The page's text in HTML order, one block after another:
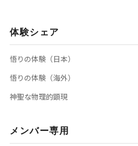
体験シェア
悟りの体験（日本）
悟りの体験（海外）
神聖な物理的顕現
メンバー専用